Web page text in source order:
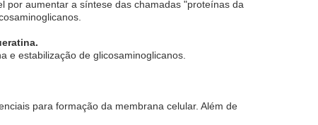
por aumentar a síntese das chamadas "proteínas da
e estabilização de glicosaminoglicanos.
para formação da membrana celular. Além de